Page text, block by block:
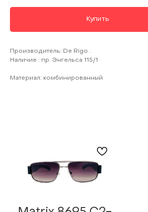
Купить
Производитель: De Rigo .
Наличие : пр. Энгельса 115/1
Материал: комбинированный